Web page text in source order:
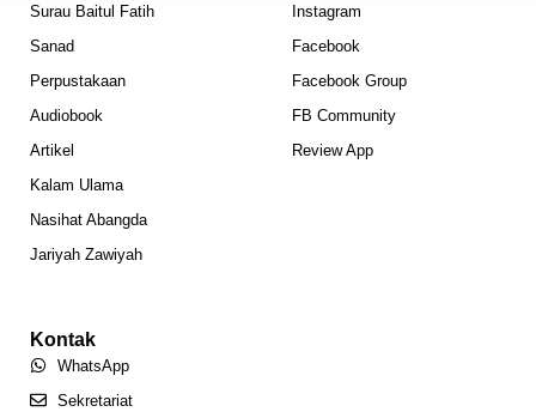
Surau Baitul Fatih
Sanad
Perpustakaan
Audiobook
Artikel
Kalam Ulama
Nasihat Abangda
Jariyah Zawiyah
Instagram
Facebook
Facebook Group
FB Community
Review App
Kontak
WhatsApp
Sekretariat